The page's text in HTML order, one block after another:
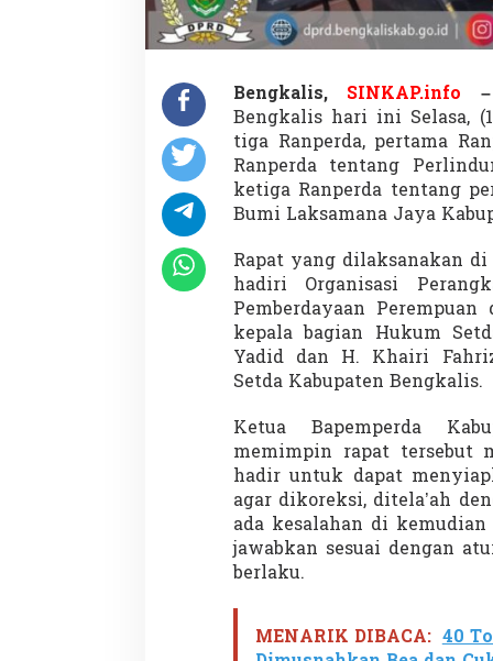
Bengkalis, SINKAP.info –
Bengkalis hari ini Selasa,
tiga Ranperda, pertama
Ranperda tentang
ketiga Ranperda tentang
Bumi Laksamana Jaya
Rapat yang dilaksanakan
hadiri Organisasi
Pemberdayaan
kepala bagian Hukum
Yadid dan H. Khairi
Setda Kabupaten Bengkalis.
Ketua Bapemperda
memimpin rapat tersebut
hadir untuk dapat
agar dikoreksi, ditela’ah
ada kesalahan di
jawabkan sesuai dengan
berlaku.
MENARIK DIBACA: 40